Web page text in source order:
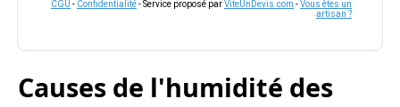
CGU - Confidentialité- Service proposé parViteUnDevis.com -Vous êtes un
artisan ?
Causes de l'humidité des